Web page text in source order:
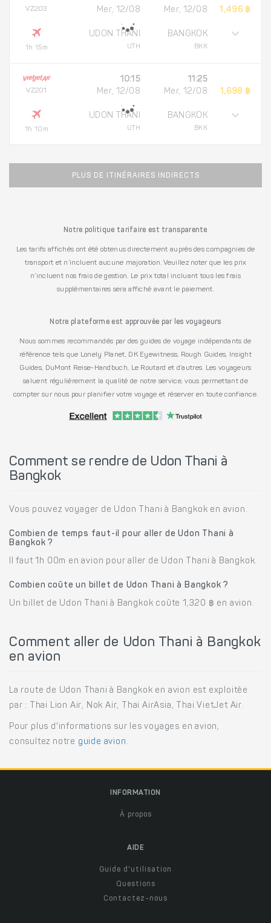
VZ203
1h 15m
Mer, 12/08
UDON THANI
UTH
Mer, 12/08
BANGKOK
BKK
1,496 ฿
VZ201
1h 10m
10:15
Mer, 12/08
UDON THANI
UTH
11:25
Mer, 12/08
BANGKOK
BKK
1,698 ฿
PLUS DE ITINÉRAIRES INDIRECTS
Notre politique tarifaire est transparente
Les tarifs affichés ont été obtenus directement auprès des compagnies de
transport et n’incluent aucune majoration. Veuillez noter que les prix
n’incluent nos frais de gestion. Le prix total incluant tous les frais
supplémentaires sera affiché avant le paiement.
Notre plateforme est approuvée par les voyageurs
Nous sommes recommandés par des guides de voyage indépendants de
référence tels que Lonely Planet, DK Eyewitness, Rough Guides, Insight
Guides, DuMont Reise-Handbuch, Le Routard et d’autres. Les voyageurs
saluent régulièrement la qualité de notre service, vous permettant de
compter sur nous pour planifier votre voyage et réserver en toute confiance.
Comment se rendre de Udon Thani à
Bangkok
Vous pouvez voyager de Udon Thani à Bangkok en avion.
Combien de temps faut-il pour aller de Udon Thani à
Bangkok ?
Il faut 1h 00m en avion pour aller de Udon Thani à Bangkok.
Combien coûte un billet de Udon Thani à Bangkok ?
Un billet de Udon Thani à Bangkok coûte 1,320 ฿ en avion.
Comment aller de Udon Thani à Bangkok
en avion
La route de Udon Thani à Bangkok en avion est exploitée
par : Thai Lion Air, Nok Air, Thai AirAsia, Thai VietJet Air.
Pour plus d'informations sur les voyages en avion,
consultez notre guide avion .
INFORMATION
À propos
AIDE
Guide d'utilisation
Questions
Contactez-nous